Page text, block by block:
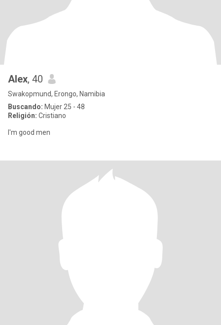
Alex, 40
Swakopmund, Erongo, Namibia
Buscando: Mujer 25 - 48
Religión: Cristiano
I'm good men